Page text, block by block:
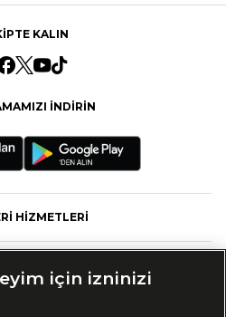
KALIN
İNDİRİN
HİZMETLERİ
için izninizi